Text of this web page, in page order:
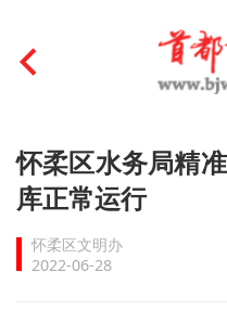
首页
文明创建
文明实践
怀柔区水务局精
库正常运行
怀柔区文明办
2022-06-28